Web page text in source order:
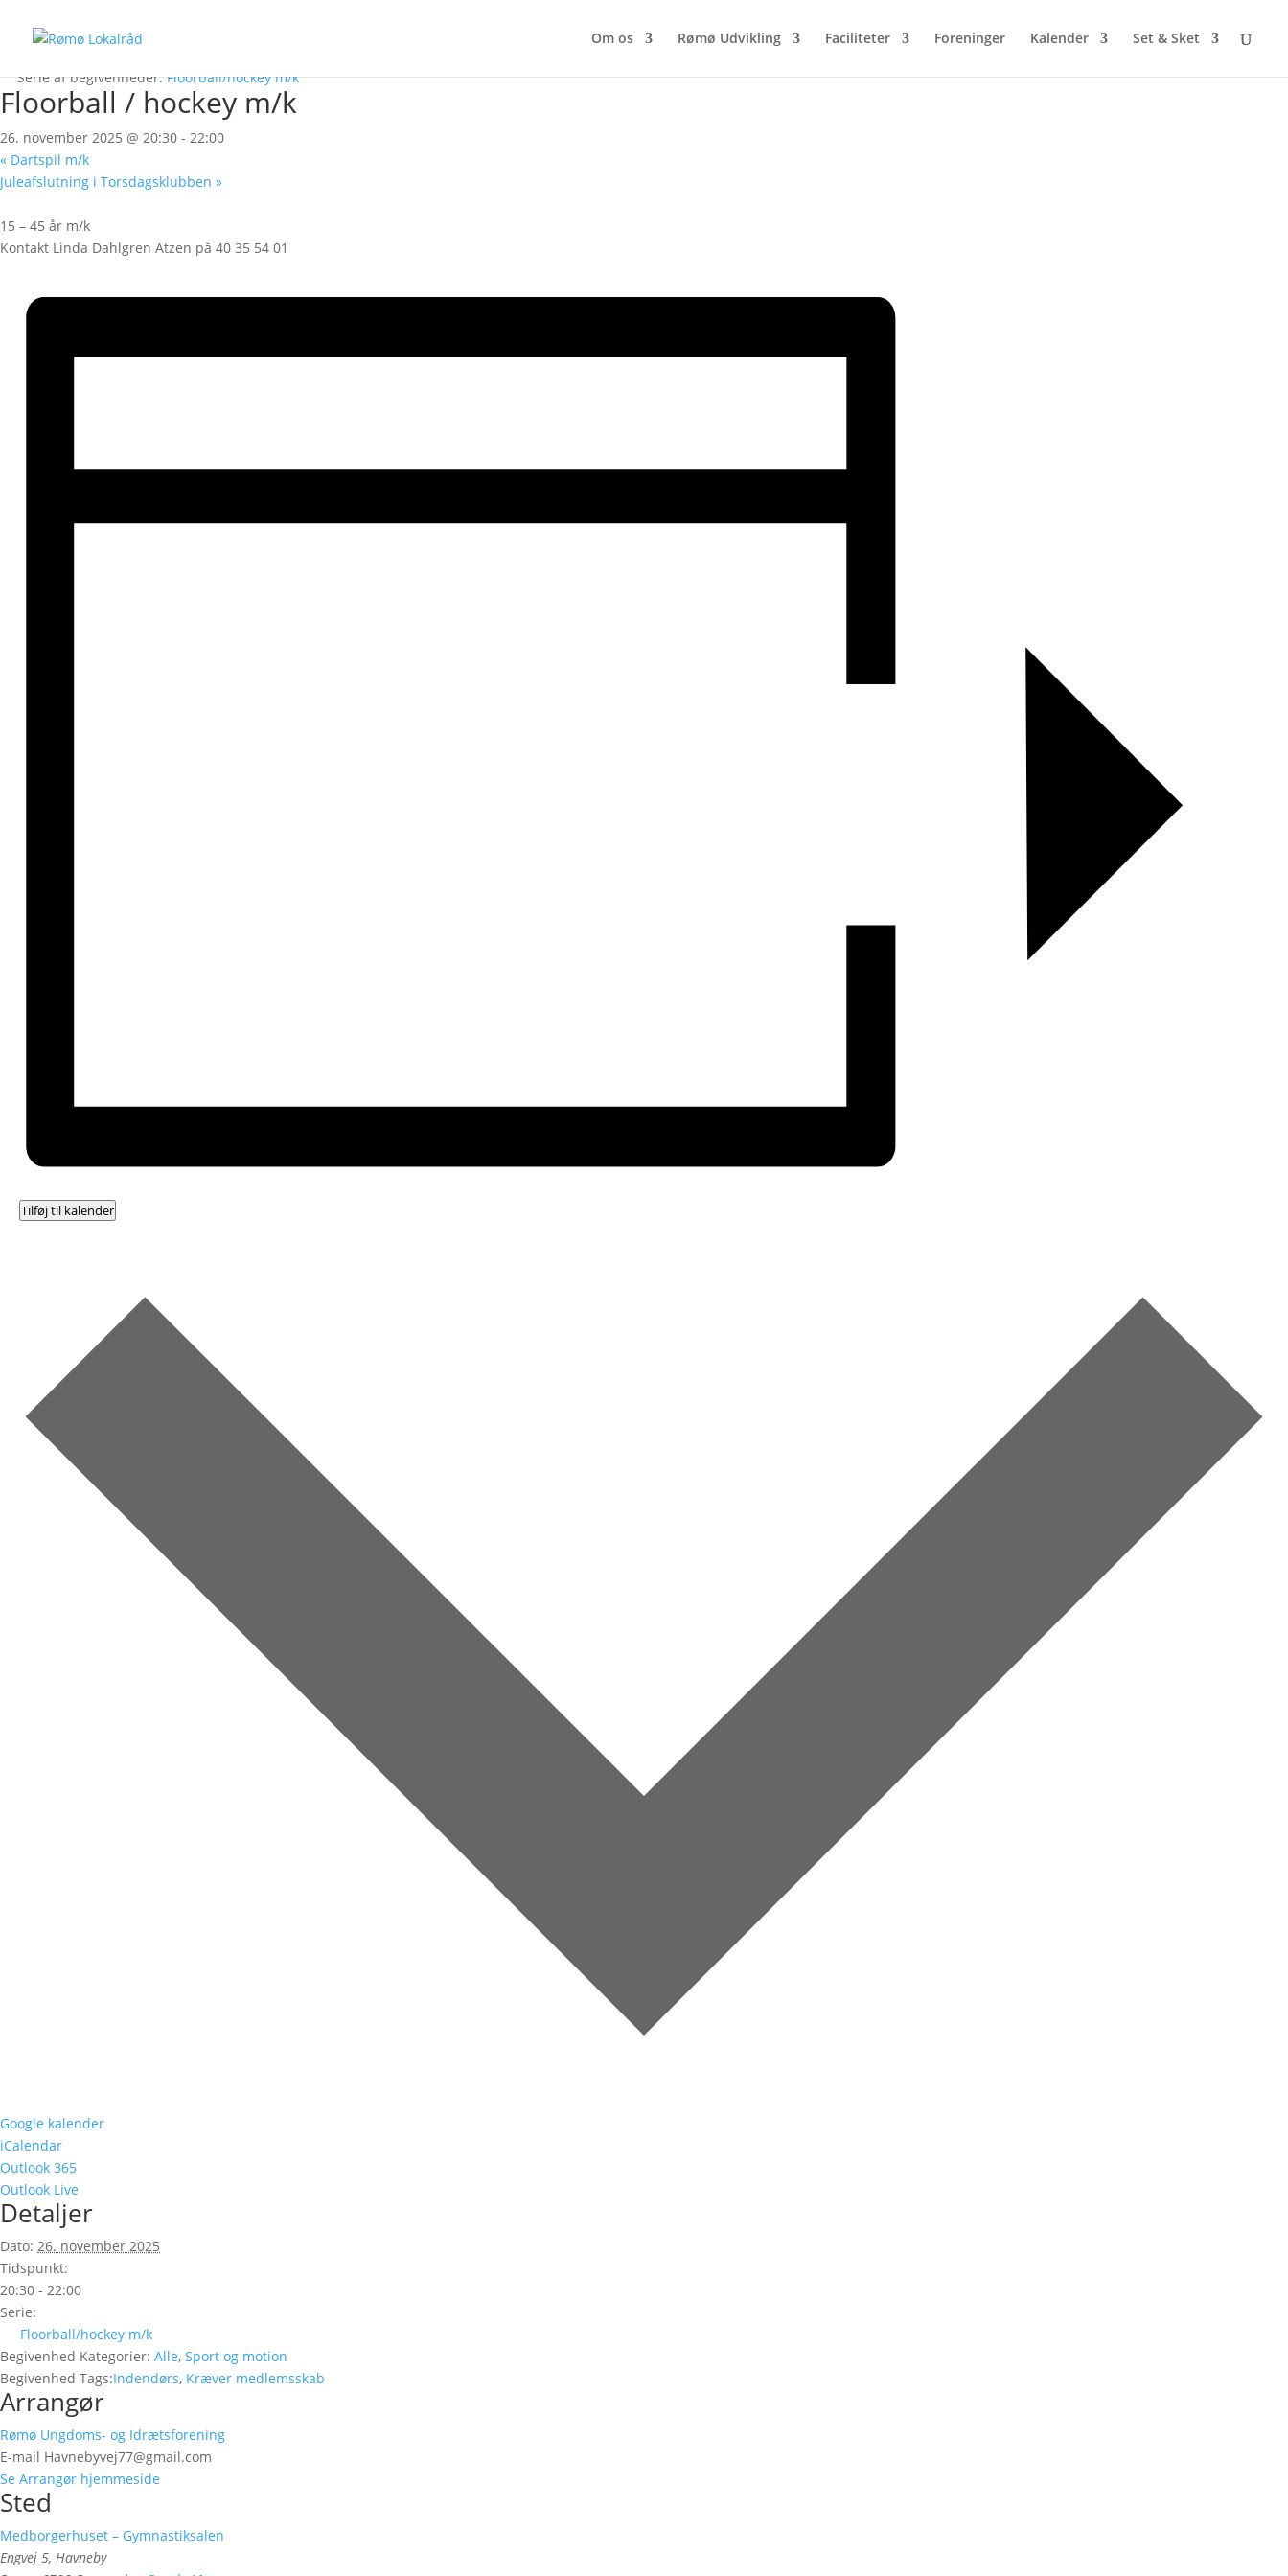
Om os Rømø Udvikling Faciliteter Foreninger Kalender Set & Sket
« Alle Begivenheder
Serie af begivenheder:Floorball/hockey m/k
Floorball / hockey m/k
26. november 2025 @ 20:30 - 22:00
« Dartspil m/k
Juleafslutning i Torsdagsklubben »
15 – 45 år m/k
Kontakt Linda Dahlgren Atzen på 40 35 54 01
Tilføj til kalender
Google kalender
iCalendar
Outlook 365
Outlook Live
Detaljer
Dato: 26. november 2025
Tidspunkt:
20:30 - 22:00
Serie:
Floorball/hockey m/k
Begivenhed Kategorier: Alle, Sport og motion
Begivenhed Tags:Indendørs, Kræver medlemsskab
Arrangør
Rømø Ungdoms- og Idrætsforening
E-mail Havnebyvej77@gmail.com
Se Arrangør hjemmeside
Sted
Medborgerhuset – Gymnastiksalen
Engvej 5, Havneby